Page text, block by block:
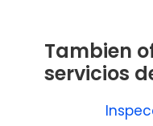
Tambien
servicios